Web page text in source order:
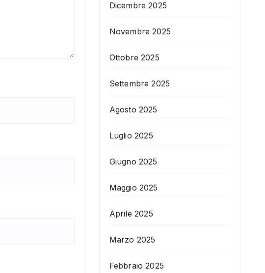
Dicembre 2025
Novembre 2025
Ottobre 2025
Settembre 2025
Agosto 2025
Luglio 2025
Giugno 2025
Maggio 2025
Aprile 2025
Marzo 2025
Febbraio 2025